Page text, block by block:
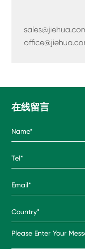
在线留言